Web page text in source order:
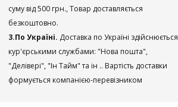
суму від 500 грн., Товар доставляється
безкоштовно.
3.По Україні. Доставка по Україні здійснюється
кур'єрськими службами: "Нова пошта",
"Делівері", "Ін Тайм" та ін .. Вартість доставки
формується компанією-перевізником